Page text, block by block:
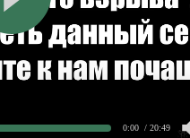
0:00 / 20:49